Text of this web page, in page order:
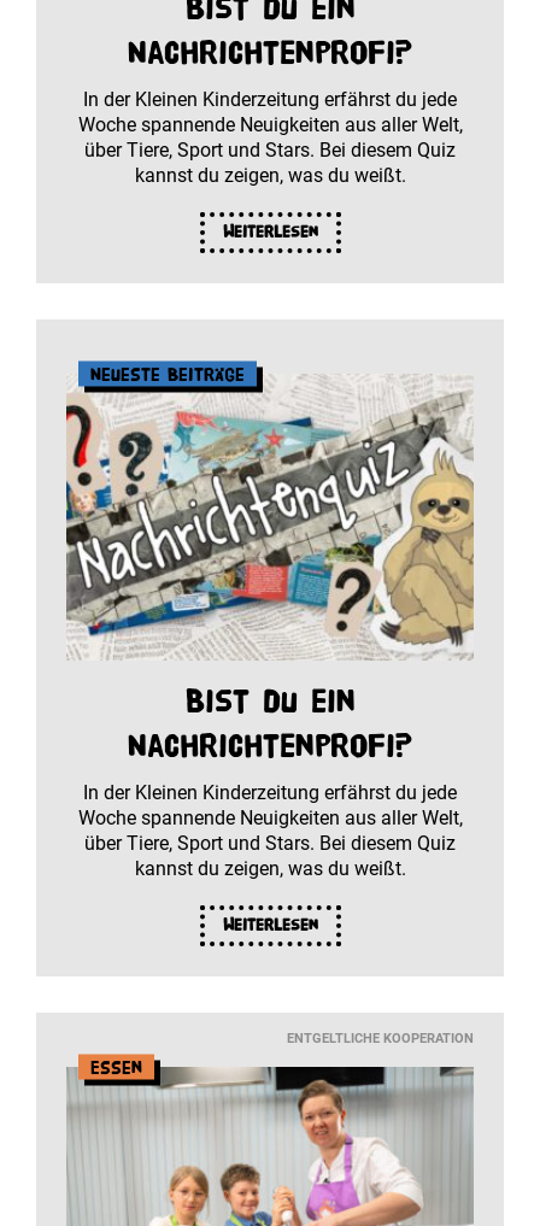
Bist du ein
Nachrichtenprofi?
In der Kleinen Kinderzeitung erfährst du jede
Woche spannende Neuigkeiten aus aller Welt,
über Tiere, Sport und Stars. Bei diesem Quiz
kannst du zeigen, was du weißt.
Weiterlesen
Neueste Beiträge
Bist du ein
Nachrichtenprofi?
In der Kleinen Kinderzeitung erfährst du jede
Woche spannende Neuigkeiten aus aller Welt,
über Tiere, Sport und Stars. Bei diesem Quiz
kannst du zeigen, was du weißt.
Weiterlesen
ENTGELTLICHE KOOPERATION
Essen